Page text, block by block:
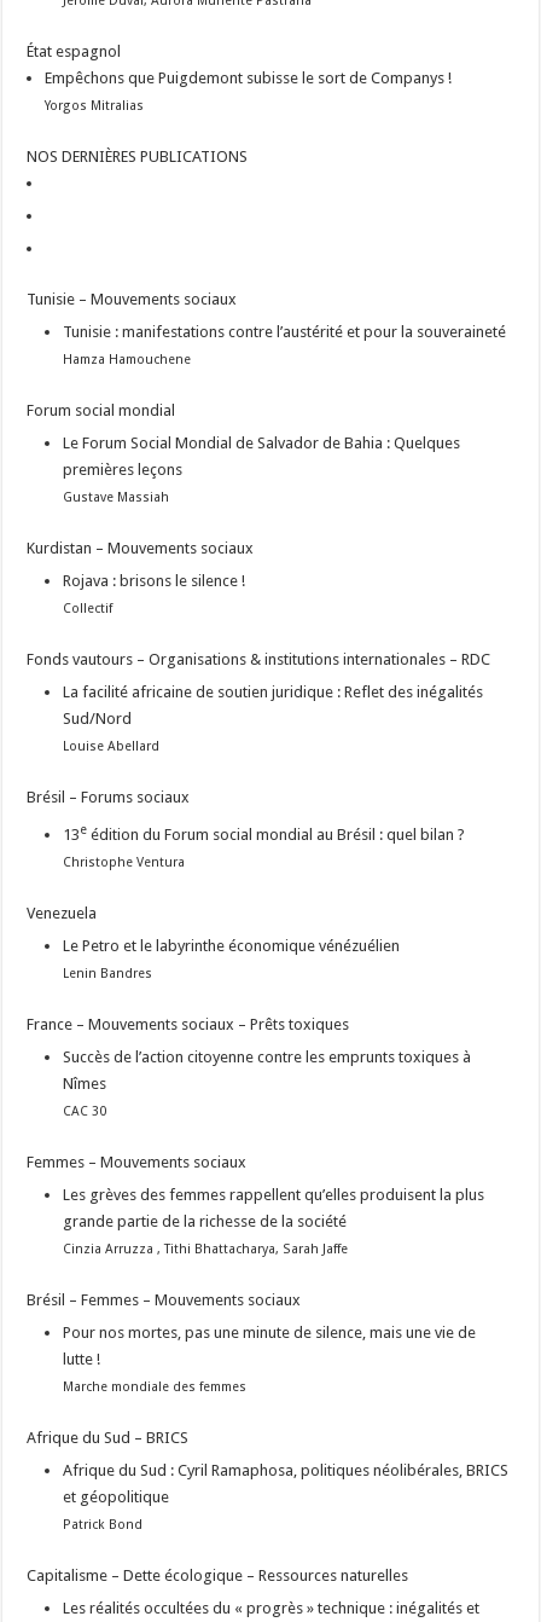
État espagnol
Empêchons que Puigdemont subisse le sort de Companys !
Yorgos Mitralias
NOS DERNIÈRES PUBLICATIONS
Tunisie – Mouvements sociaux
Tunisie : manifestations contre l’austérité et pour la souveraineté
Hamza Hamouchene
Forum social mondial
Le Forum Social Mondial de Salvador de Bahia : Quelques
premières leçons
Gustave Massiah
Kurdistan – Mouvements sociaux
Rojava : brisons le silence !
Collectif
Fonds vautours – Organisations & institutions internationales – RDC
La facilité africaine de soutien juridique : Reflet des inégalités
Sud/Nord
Louise Abellard
Brésil – Forums sociaux
13e édition du Forum social mondial au Brésil : quel bilan ?
Christophe Ventura
Venezuela
Le Petro et le labyrinthe économique vénézuélien
Lenin Bandres
France – Mouvements sociaux – Prêts toxiques
Succès de l’action citoyenne contre les emprunts toxiques à
Nîmes
CAC 30
Femmes – Mouvements sociaux
Les grèves des femmes rappellent qu’elles produisent la plus
grande partie de la richesse de la société
Cinzia Arruzza , Tithi Bhattacharya, Sarah Jaffe
Brésil – Femmes – Mouvements sociaux
Pour nos mortes, pas une minute de silence, mais une vie de
lutte !
Marche mondiale des femmes
Afrique du Sud – BRICS
Afrique du Sud : Cyril Ramaphosa, politiques néolibérales, BRICS
et géopolitique
Patrick Bond
Capitalisme – Dette écologique – Ressources naturelles
Les réalités occultées du « progrès » technique : inégalités et